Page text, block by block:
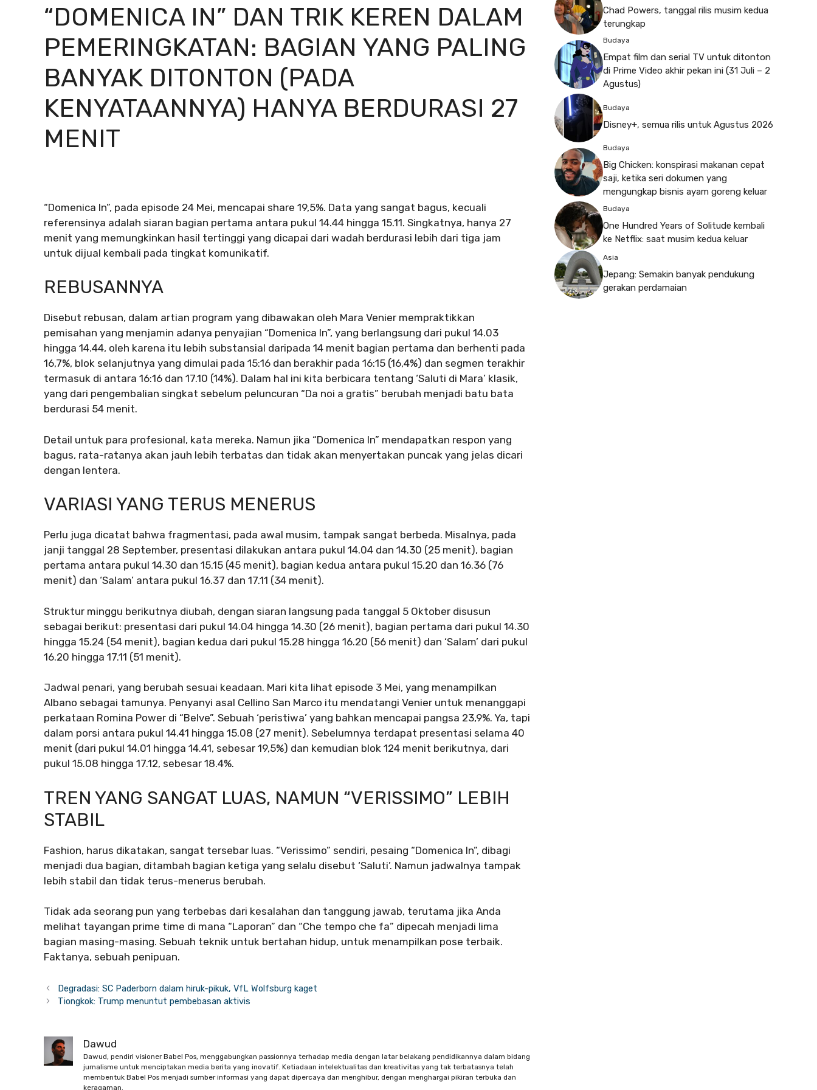
“DOMENICA IN” DAN TRIK KEREN DALAM
PEMERINGKATAN: BAGIAN YANG PALING
BANYAK DITONTON (PADA
KENYATAANNYA) HANYA BERDURASI 27
MENIT
“Domenica In”, pada episode 24 Mei, mencapai share 19,5%. Data yang sangat bagus, kecuali
referensinya adalah siaran bagian pertama antara pukul 14.44 hingga 15.11. Singkatnya, hanya 27
menit yang memungkinkan hasil tertinggi yang dicapai dari wadah berdurasi lebih dari tiga jam
untuk dijual kembali pada tingkat komunikatif.
REBUSANNYA
Disebut rebusan, dalam artian program yang dibawakan oleh Mara Venier mempraktikkan
pemisahan yang menjamin adanya penyajian “Domenica In”, yang berlangsung dari pukul 14.03
hingga 14.44, oleh karena itu lebih substansial daripada 14 menit bagian pertama dan berhenti pada
16,7%, blok selanjutnya yang dimulai pada 15:16 dan berakhir pada 16:15 (16,4%) dan segmen terakhir
termasuk di antara 16:16 dan 17.10 (14%). Dalam hal ini kita berbicara tentang ‘Saluti di Mara’ klasik,
yang dari pengembalian singkat sebelum peluncuran “Da noi a gratis” berubah menjadi batu bata
berdurasi 54 menit.
Detail untuk para profesional, kata mereka. Namun jika “Domenica In” mendapatkan respon yang
bagus, rata-ratanya akan jauh lebih terbatas dan tidak akan menyertakan puncak yang jelas dicari
dengan lentera.
VARIASI YANG TERUS MENERUS
Perlu juga dicatat bahwa fragmentasi, pada awal musim, tampak sangat berbeda. Misalnya, pada
janji tanggal 28 September, presentasi dilakukan antara pukul 14.04 dan 14.30 (25 menit), bagian
pertama antara pukul 14.30 dan 15.15 (45 menit), bagian kedua antara pukul 15.20 dan 16.36 (76
menit) dan ‘Salam’ antara pukul 16.37 dan 17.11 (34 menit).
Struktur minggu berikutnya diubah, dengan siaran langsung pada tanggal 5 Oktober disusun
sebagai berikut: presentasi dari pukul 14.04 hingga 14.30 (26 menit), bagian pertama dari pukul 14.30
hingga 15.24 (54 menit), bagian kedua dari pukul 15.28 hingga 16.20 (56 menit) dan ‘Salam’ dari pukul
16.20 hingga 17.11 (51 menit).
Jadwal penari, yang berubah sesuai keadaan. Mari kita lihat episode 3 Mei, yang menampilkan
Albano sebagai tamunya. Penyanyi asal Cellino San Marco itu mendatangi Venier untuk menanggapi
perkataan Romina Power di “Belve”. Sebuah ‘peristiwa’ yang bahkan mencapai pangsa 23,9%. Ya, tapi
dalam porsi antara pukul 14.41 hingga 15.08 (27 menit). Sebelumnya terdapat presentasi selama 40
menit (dari pukul 14.01 hingga 14.41, sebesar 19,5%) dan kemudian blok 124 menit berikutnya, dari
pukul 15.08 hingga 17.12, sebesar 18.4%.
TREN YANG SANGAT LUAS, NAMUN “VERISSIMO” LEBIH
STABIL
Fashion, harus dikatakan, sangat tersebar luas. “Verissimo” sendiri, pesaing “Domenica In”, dibagi
menjadi dua bagian, ditambah bagian ketiga yang selalu disebut ‘Saluti’. Namun jadwalnya tampak
lebih stabil dan tidak terus-menerus berubah.
Tidak ada seorang pun yang terbebas dari kesalahan dan tanggung jawab, terutama jika Anda
melihat tayangan prime time di mana “Laporan” dan “Che tempo che fa” dipecah menjadi lima
bagian masing-masing. Sebuah teknik untuk bertahan hidup, untuk menampilkan pose terbaik.
Faktanya, sebuah penipuan.
Degradasi: SC Paderborn dalam hiruk-pikuk, VfL Wolfsburg kaget
Tiongkok: Trump menuntut pembebasan aktivis
Dawud
Dawud, pendiri visioner Babel Pos, menggabungkan passionnya terhadap media dengan latar belakang pendidikannya dalam bidang
jurnalisme untuk menciptakan media berita yang inovatif. Ketiadaan intelektualitas dan kreativitas yang tak terbatasnya telah
membentuk Babel Pos menjadi sumber informasi yang dapat dipercaya dan menghibur, dengan menghargai pikiran terbuka dan
keragaman.
Chad Powers, tanggal rilis musim kedua
terungkap
Budaya
Empat film dan serial TV untuk ditonton
di Prime Video akhir pekan ini (31 Juli – 2
Agustus)
Budaya
Disney+, semua rilis untuk Agustus 2026
Budaya
Big Chicken: konspirasi makanan cepat
saji, ketika seri dokumen yang
mengungkap bisnis ayam goreng keluar
Budaya
One Hundred Years of Solitude kembali
ke Netflix: saat musim kedua keluar
Asia
Jepang: Semakin banyak pendukung
gerakan perdamaian